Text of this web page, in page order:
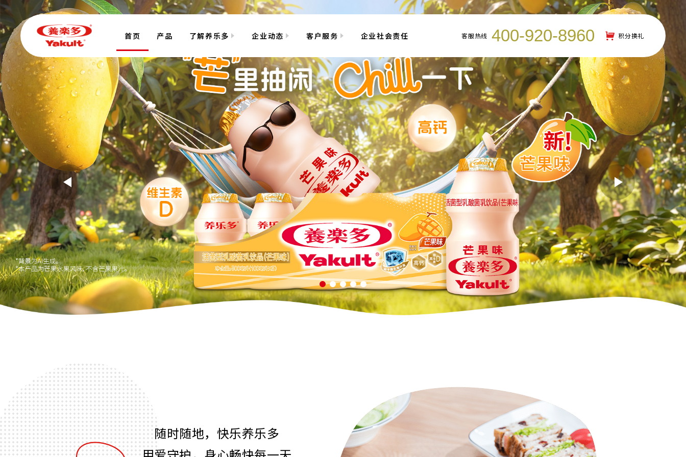
首页 产品 了解养乐多 企业动态 客户服务 企业社会责任 客服热线 400-920-8960 积分换礼
随时随地，快乐养乐多